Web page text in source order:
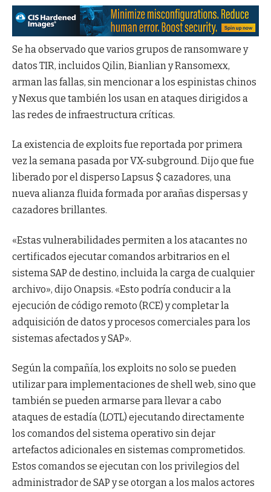
Se ha observado que varios grupos de ransomware y
datos TIR, incluidos Qilin, Bianlian y Ransomexx,
arman las fallas, sin mencionar a los espinistas chinos
y Nexus que también los usan en ataques dirigidos a
las redes de infraestructura críticas.
La existencia de exploits fue reportada por primera
vez la semana pasada por VX-subground. Dijo que fue
liberado por el disperso Lapsus $ cazadores, una
nueva alianza fluida formada por arañas dispersas y
cazadores brillantes.
«Estas vulnerabilidades permiten a los atacantes no
certificados ejecutar comandos arbitrarios en el
sistema SAP de destino, incluida la carga de cualquier
archivo», dijo Onapsis. «Esto podría conducir a la
ejecución de código remoto (RCE) y completar la
adquisición de datos y procesos comerciales para los
sistemas afectados y SAP».
Según la compañía, los exploits no solo se pueden
utilizar para implementaciones de shell web, sino que
también se pueden armarse para llevar a cabo
ataques de estadía (LOTL) ejecutando directamente
los comandos del sistema operativo sin dejar
artefactos adicionales en sistemas comprometidos.
Estos comandos se ejecutan con los privilegios del
administrador de SAP y se otorgan a los malos actores